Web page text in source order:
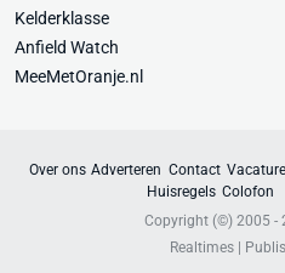
Kelderklasse
Anfield Watch
MeeMetOranje.nl
Over ons Adverteren Contact
Huisregels Colofon
Copyright (©) 2005 -
Realtimes |